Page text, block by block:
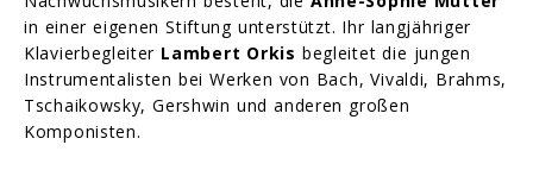
in einer eigenen Stiftung unterstützt. Ihr langjähriger
Klavierbegleiter Lambert Orkis begleitet die jungen
Instrumentalisten bei Werken von Bach, Vivaldi, Brahms,
Tschaikowsky, Gershwin und anderen großen
Komponisten.